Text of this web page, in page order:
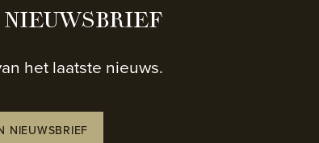
het laatste nieuws.
NIEUWSBRIEF